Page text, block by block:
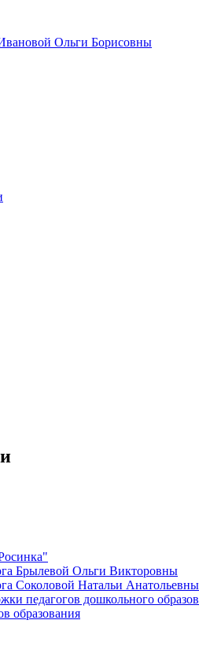
Брылевой Ольги Викторовны
Соколовой Натальи Анатольевны
педагогов дошкольного
образования